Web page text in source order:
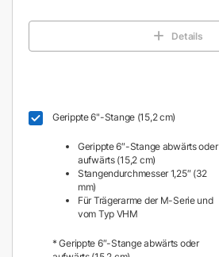
Details
Gerippte 6"-Stange (15,2 cm)
Gerippte 6″-Stange abwärts oder
aufwärts (15,2 cm)
Stangendurchmesser 1,25″ (32
mm)
Für Trägerarme der M-Serie und
vom Typ VHM
* Gerippte 6″-Stange abwärts oder